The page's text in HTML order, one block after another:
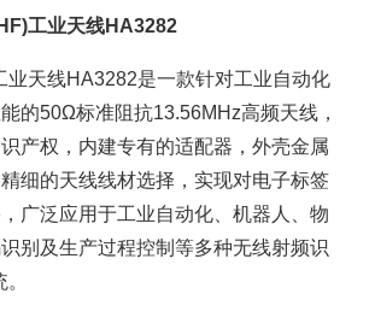
工业天线HA3282
天线HA3282是一款针对工业自动化
的50Ω标准阻抗13.56MHz高频天线，
产权，内建专有的适配器，外壳金属
细的天线线材选择，实现对电子标签
广泛应用于工业自动化、机器人、物
别及生产过程控制等多种无线射频识